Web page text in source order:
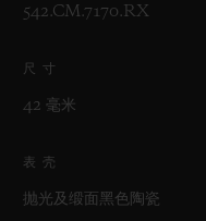
542.CM.7170.RX
尺寸
42 毫米
表壳
抛光及缎面黑色陶瓷